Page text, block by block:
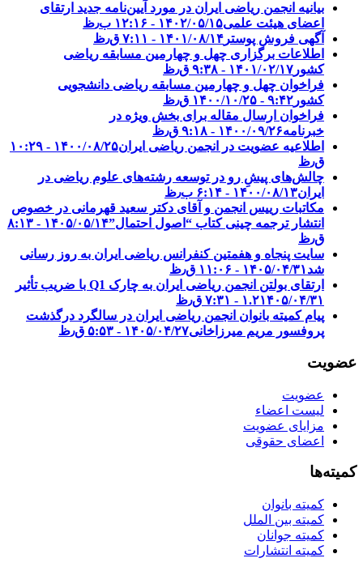
بیانیه انجمن ریاضی ایران در مورد آیین‌نامه جدید ارتقای
اعضای هیئت علمی۱۴۰۲/۰۵/۱۵ - ۱۲:۱۶ ب٫ظ
آگهی فروش پوستر ۱۴۰۱/۰۸/۱۴ - ۷:۱۱ ق٫ظ
اطلاعات برگزاری چهل و چهارمین مسابقه ریاضی
کشور ۱۴۰۱/۰۲/۱۷ - ۹:۳۸ ق٫ظ
فراخوان چهل و چهارمین مسابقه ریاضی دانشجویی
کشور‎‎ ۱۴۰۰/۱۰/۲۵ - ۹:۴۲ ق٫ظ
فراخوان ارسال مقاله برای بخش ویژه در
خبرنامه۱۴۰۰/۰۹/۲۶ - ۹:۱۸ ق٫ظ
اطلاعیه عضویت در انجمن ریاضی ایران
۱۴۰۰/۰۸/۲۵ - ۱۰:۲۹
ق٫ظ
چالش‌های پیشِ رو در توسعه رشته‌های علوم ریاضی در
ایران۱۴۰۰/۰۸/۱۳ - ۶:۱۴ ب٫ظ
مکاتبات رییس انجمن و آقای دکتر سعید قهرمانی در خصوص
انتشار ترجمه چینی کتاب “اصول احتمال”
۱۴۰۵/۰۵/۱۴ - ۸:۱۳
ق٫ظ
سایت پنجاه و هفمتین کنفرانس ریاضی ایران به روز رسانی
شد۱۴۰۵/۰۴/۳۱ - ۱۱:۰۶ ق٫ظ
ارتقای بولتن انجمن ریاضی ایران به چارک Q1 با ضریب تأثیر
۱.۲۱۴۰۵/۰۴/۳۱ - ۷:۳۱ ق٫ظ
پیام کمیته بانوان انجمن ریاضی ایران در سالگرد درگذشت
پروفسور مریم میرزاخانی۱۴۰۵/۰۴/۲۷ - ۵:۵۳ ق٫ظ
عضویت
عضویت
لیست اعضاء
مزایای عضویت
اعضای حقوقی
کمیته‌ها
کمیته بانوان
کمیته بین الملل
کمیته جوانان
کمیته انتشارات